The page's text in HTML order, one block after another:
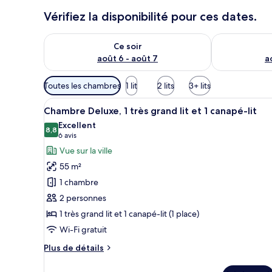
Vérifiez la disponibilité pour ces dates.
Ce soir
août 6 - août 7
Vérifier la disponibilité pour ce soir août 6 - août 7
Vérifier la
Filtres
disponibles
pour
les
chambres
Toutes les chambres 1 lit 2 lits 3+ lits
Afficher
toutes
les
photos
pour
ce
type
de
chambre :
Chambre
Deluxe,
Une chambre d’hôtel
14
Chambre Deluxe, 1 très grand lit et 1 canapé-lit
8,88,8 sur 10
Excellent
6 avis
(6 avis)
Vue sur la ville
55 m²
1 chambre
2 personnes
1 très grand lit et 1 canapé-lit (1 place)
Wi-Fi gratuit
Plus de détails
Plus